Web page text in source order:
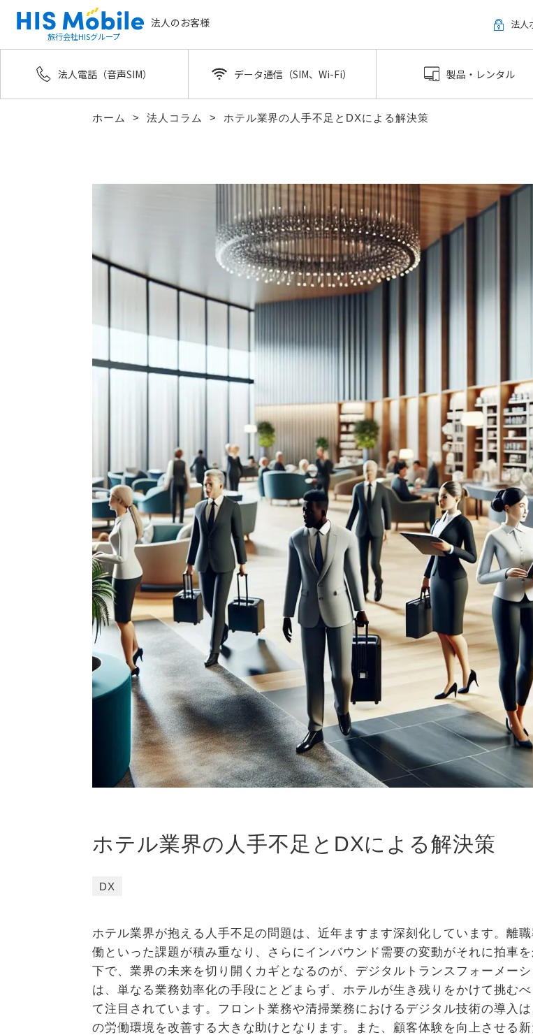
旅行会社HISグループ
法人のお客様 法人
法人電話（音声SIM） データ通信（SIM、Wi-Fi） 製品・レンタル
ホーム 法人コラム ホテル業界の人手不足とDXによる解決策
ホテル業界の人手不足とDXによる解決策
DX
ホテル業界が抱える人手不足の問題は、近年ますます深刻化しています。離
働といった課題が積み重なり、さらにインバウンド需要の変動がそれに拍車
下で、業界の未来を切り開くカギとなるのが、デジタルトランスフォーメー
は、単なる業務効率化の手段にとどまらず、ホテルが生き残りをかけて挑む
て注目されています。フロント業務や清掃業務におけるデジタル技術の導入
の労働環境を改善する大きな助けとなります。また、顧客体験を向上させる